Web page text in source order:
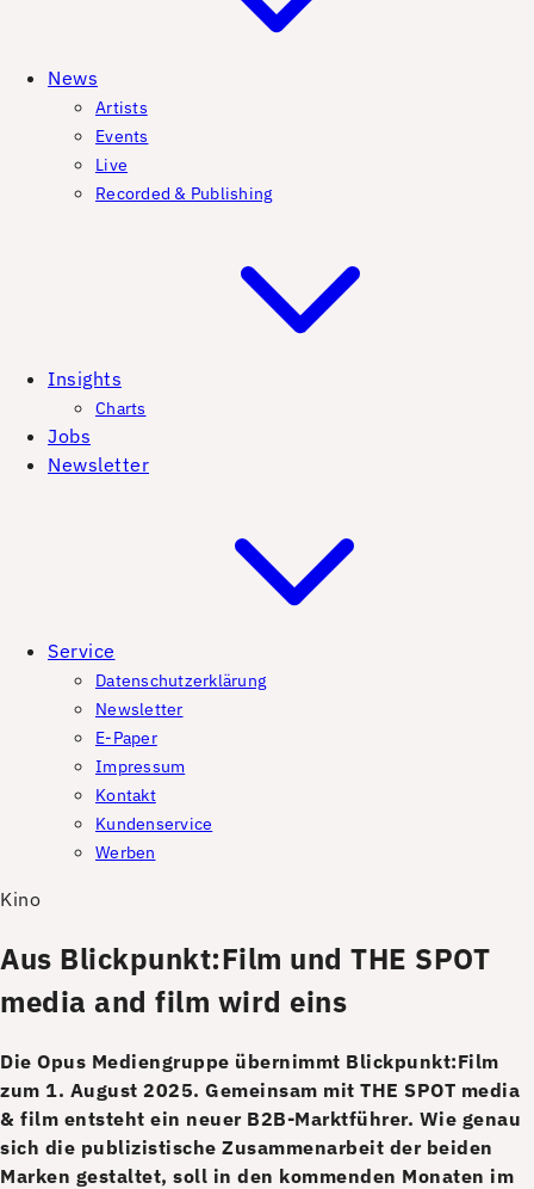
News
Artists
Events
Live
Recorded & Publishing
Insights
Charts
Jobs
Newsletter
Service
Datenschutzerklärung
Newsletter
E-Paper
Impressum
Kontakt
Kundenservice
Werben
Kino
Aus Blickpunkt:Film und THE SPOT
media and film wird eins
Die Opus Mediengruppe übernimmt Blickpunkt:Film
zum 1. August 2025. Gemeinsam mit THE SPOT media
& film entsteht ein neuer B2B-Marktführer. Wie genau
sich die publizistische Zusammenarbeit der beiden
Marken gestaltet, soll in den kommenden Monaten im